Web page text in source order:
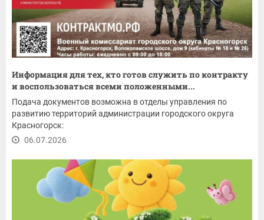
Информация для тех, кто готов служить по контракту
и воспользоваться всеми положенными...
Подача документов возможна в отделы управления по
развитию территорий администрации городского округа
Красногорск:
06.07.2026